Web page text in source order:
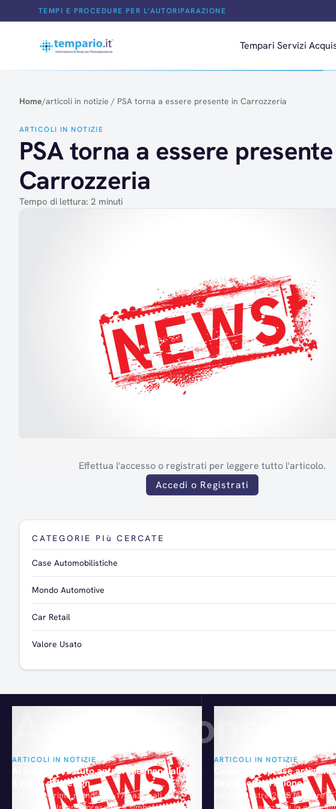
Salta al contenutoTEMPI E PROCEDURE PER L'AUTORIPARAZIONE
Tempari Servizi
Home/articoli in notizie / PSA torna a essere presente in Carrozzeria
ARTICOLI IN NOTIZIE
PSA torna a essere
Carrozzeria
Tempo di lettura: 2 minuti
Effettua l'accesso o registrati per leggere tutto l'articolo.
Accedi o Registrati
CATEGORIE PIù CERCATE
Case Automobilistiche
Mondo Automotive
Car Retail
Valore Usato
Articoli
ARTICOLI IN NOTIZIE
Al Salone dell’Auto anteprime mondiali e
il gotha del design
Otto anteprime mondiali e 17 nazionali, 44
ARTICOLI IN NOTIZIE
Calano le imprese artigiane
dell’autoriparazione
Nel I trimestre 2015 le